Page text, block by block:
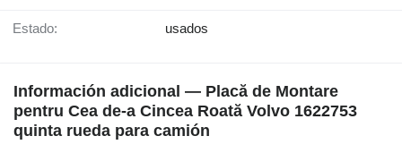
Estado: usados
Información adicional — Placă de Montare
pentru Cea de-a Cincea Roată Volvo 1622753
quinta rueda para camión